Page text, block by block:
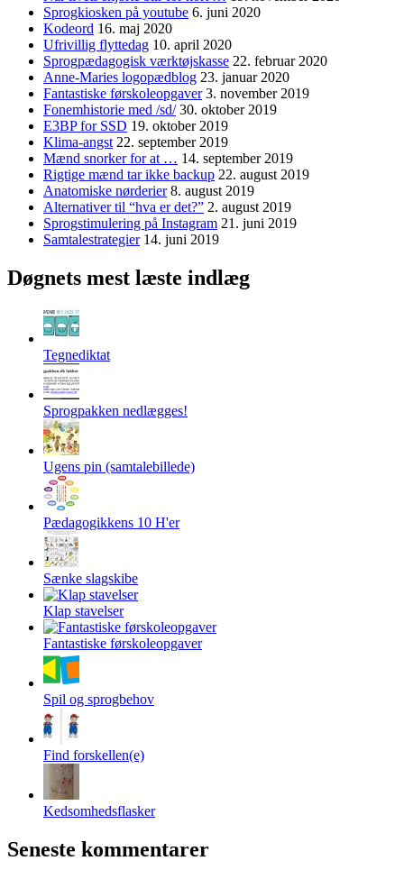
Sprogkiosken på youtube 6. juni 2020
Kodeord 16. maj 2020
Ufrivillig flyttedag 10. april 2020
Sprogpædagogisk værktøjskasse 22. februar 2020
Anne-Maries logopædblog 23. januar 2020
Fantastiske førskoleopgaver 3. november 2019
Fonemhistorie med /sd/ 30. oktober 2019
E3BP for SSD 19. oktober 2019
Klima-angst 22. september 2019
Mænd snorker for at … 14. september 2019
Rigtige mænd tar ikke backup 22. august 2019
Anatomiske nørderier 8. august 2019
Alternativer til “hva er det?” 2. august 2019
Sprogstimulering på Instagram 21. juni 2019
Samtalestrategier 14. juni 2019
Døgnets mest læste indlæg
Tegnediktat
Sprogpakken nedlægges!
Ugens pin (samtalebillede)
Pædagogikkens 10 H'er
Sænke slagskibe
Klap stavelser
Fantastiske førskoleopgaver
Spil og sprogbehov
Find forskellen(e)
Kedsomhedsflasker
Seneste kommentarer